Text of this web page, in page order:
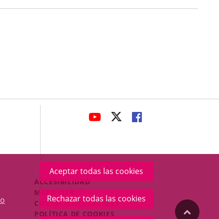
Aceptar todas las cookies
Rechazar todas las cookies
ENLACE
APLICACIÓN
EXTERNA.
ENLACE
APLICACIÓN
EXTERNA.
ENLACE
APLICACIÓN
EXTERNA.
Menú
Legal
Footer
ACCESIBILIDAD
MAPA WEB
CONDICIONES LEGALES
POLÍTICA DE COOKIES
"Volver